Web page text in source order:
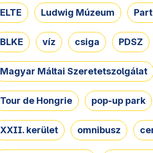
ELTE Ludwig Múzeum
BLKE víz csiga PDSZ
Magyar Máltai Szeretetszolgálat
Tour de Hongrie pop-up park
XXII. kerület omnibusz